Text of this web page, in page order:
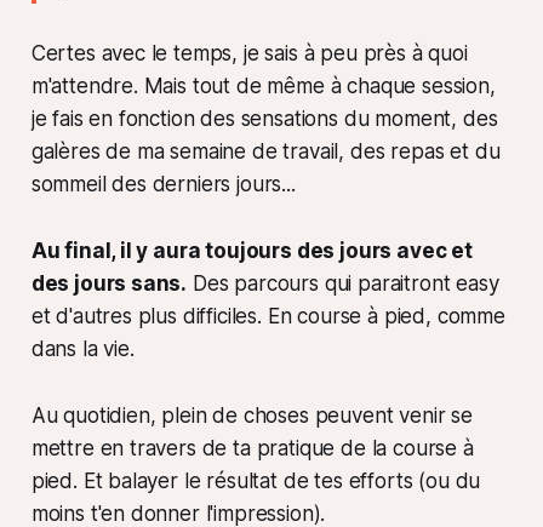
Certes avec le temps, je sais à peu près à quoi
m'attendre. Mais tout de même à chaque session,
je fais en fonction des sensations du moment, des
galères de ma semaine de travail, des repas et du
sommeil des derniers jours...
Au final, il y aura toujours des jours avec et
des jours sans. Des parcours qui paraitronteasy
et d'autres plus difficiles. En course à pied, comme
dans la vie.
Au quotidien, plein de choses peuvent venir se
mettre en travers de ta pratique de la course à
pied. Et balayer le résultat de tes efforts (ou du
moins t'en donner l'impression).